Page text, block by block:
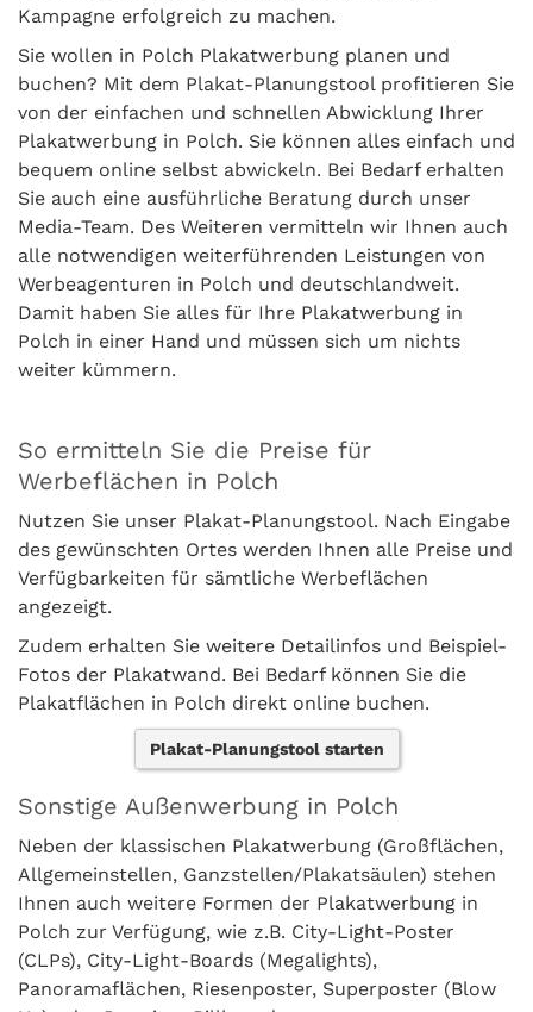
Kampagne erfolgreich zu machen.
Sie wollen in Polch Plakatwerbung planen und
buchen? Mit dem Plakat-Planungstool profitieren Sie
von der einfachen und schnellen Abwicklung Ihrer
Plakatwerbung in Polch. Sie können alles einfach und
bequem online selbst abwickeln. Bei Bedarf erhalten
Sie auch eine ausführliche Beratung durch unser
Media-Team. Des Weiteren vermitteln wir Ihnen auch
alle notwendigen weiterführenden Leistungen von
Werbeagenturen in Polch und deutschlandweit.
Damit haben Sie alles für Ihre Plakatwerbung in
Polch in einer Hand und müssen sich um nichts
weiter kümmern.
So ermitteln Sie die Preise für
Werbeflächen in Polch
Nutzen Sie unser Plakat-Planungstool. Nach Eingabe
des gewünschten Ortes werden Ihnen alle Preise und
Verfügbarkeiten für sämtliche Werbeflächen
angezeigt.
Zudem erhalten Sie weitere Detailinfos und Beispiel-
Fotos der Plakatwand. Bei Bedarf können Sie die
Plakatflächen in Polch direkt online buchen.
Plakat-Planungstool starten
Sonstige Außenwerbung in Polch
Neben der klassischen Plakatwerbung (Großflächen,
Allgemeinstellen, Ganzstellen/Plakatsäulen) stehen
Ihnen auch weitere Formen der Plakatwerbung in
Polch zur Verfügung, wie z.B. City-Light-Poster
(CLPs), City-Light-Boards (Megalights),
Panoramaflächen, Riesenposter, Superposter (Blow